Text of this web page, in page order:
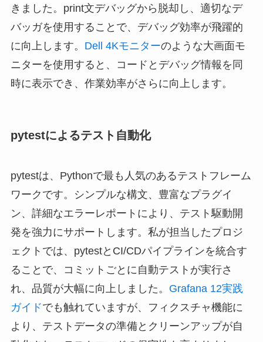
きました。print文デバッグから脱却し、適切なデ
バッガを使用することで、デバッグ効率が飛躍的
に向上します。 Dell 4Kモニターのような大画面モ
ニターを使用すると、コードとデバッグ情報を同
時に表示でき、作業効率がさらに向上します。
pytestによるテスト自動化
pytestは、Pythonで最も人気のあるテストフレーム
ワークです。シンプルな構文、豊富なプラグイ
ン、詳細なエラーレポートにより、テスト駆動開
発を強力にサポートします。私が担当したプロジ
ェクトでは、pytestとCI/CDパイプラインを統合す
ることで、コミットごとに自動テストが実行さ
れ、品質が大幅に向上しました。 Grafana 12実践
ガイドでも触れていますが、フィクスチャ機能に
より、テストデータの準備とクリーンアップが自